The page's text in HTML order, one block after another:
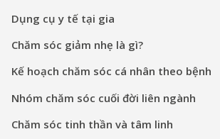
Dụng cụ y tế tại gia
Chăm sóc giảm nhẹ là gì?
Kế hoạch chăm sóc cá nhân theo bệnh
Nhóm chăm sóc cuối đời liên ngành
Chăm sóc tinh thần và tâm linh